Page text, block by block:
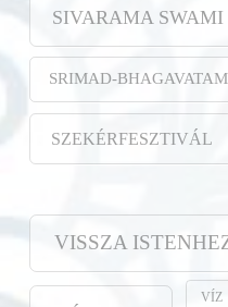
SIVARAMA SWAMI
SRIMAD-BHAGAVATAM
SZEKÉRFESZTIVÁL
VISSZA
VÍZ